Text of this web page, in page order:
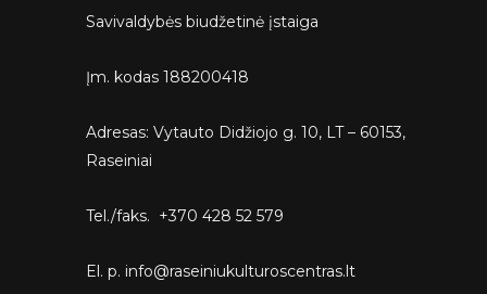
Savivaldybės biudžetinė įstaiga
Įm. kodas 188200418
Adresas: Vytauto Didžiojo g. 10, LT – 60153,
Raseiniai
Tel./faks. +370 428 52 579
El. p. info@raseiniukulturoscentras.lt